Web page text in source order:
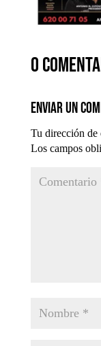
0
Enviar un
Tu dirección de
Los campos